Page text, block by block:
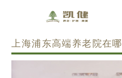
上海浦东高端养老院在哪